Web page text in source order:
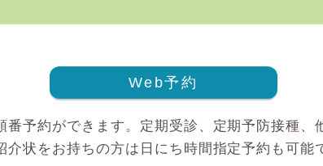
Web予約
番予約ができます。定期受診、定期予防接種、
介状をお持ちの方は日にち時間指定予約も可能